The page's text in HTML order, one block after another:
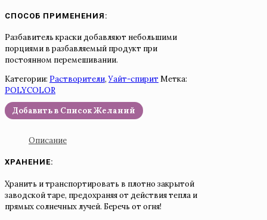
СПОСОБ ПРИМЕНЕНИЯ:
Разбавитель краски добавляют небольшими
порциями в разбавляемый продукт при
постоянном перемешивании.
Категории: Растворители,Уайт-спирит Метка:
POLYCOLOR
Добавить в Список Желаний
Описание
ХРАНЕНИЕ:
Хранить и транспортировать в плотно закрытой
заводской таре, предохраняя от действия тепла и
прямых солнечных лучей. Беречь от огня!